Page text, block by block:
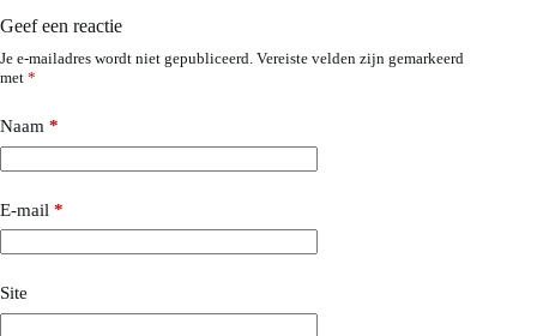
Geef een reactie
Je e-mailadres wordt niet gepubliceerd. Vereiste velden zijn gemarkeerd
met *
Naam *
E-mail *
Site